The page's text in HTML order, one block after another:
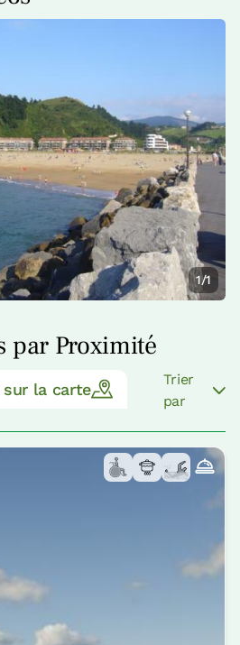
1/1
par Proximité
sur la carte
Trier
par